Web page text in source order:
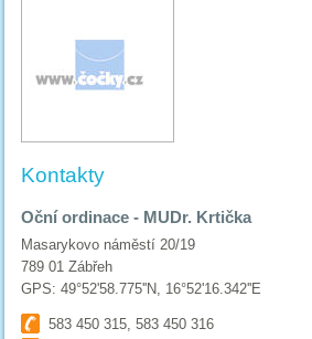
Kontakty
Oční ordinace - MUDr. Krtička
Masarykovo náměstí 20/19
789 01 Zábřeh
GPS: 49°52'58.775''N, 16°52'16.342''E
583 450 315, 583 450 316